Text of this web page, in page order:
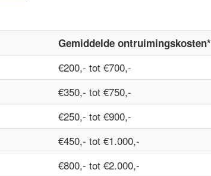
Gemiddelde ontruimingskosten*
€200,- tot €700,-
€350,- tot €750,-
€250,- tot €900,-
€450,- tot €1.000,-
€800,- tot €2.000,-